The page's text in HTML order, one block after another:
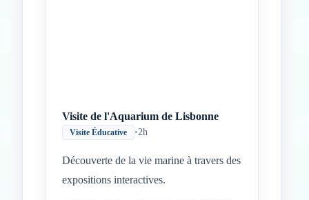
Visite de l'Aquarium de Lisbonne
Visite Éducative •2h
Découverte de la vie marine à travers des
expositions interactives.